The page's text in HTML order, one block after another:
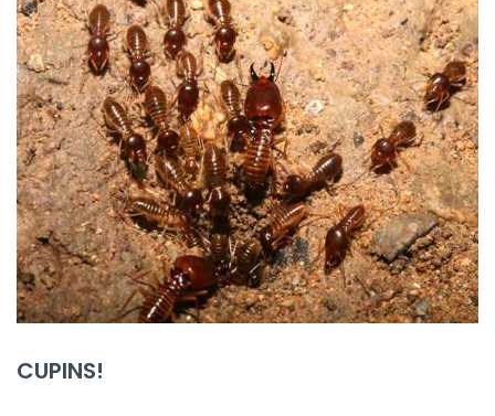
CUPINS!